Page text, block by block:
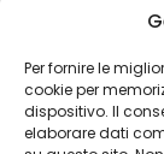
Per fornire le
cookie per
dispositivo. Il
elaborare dati
Contatti